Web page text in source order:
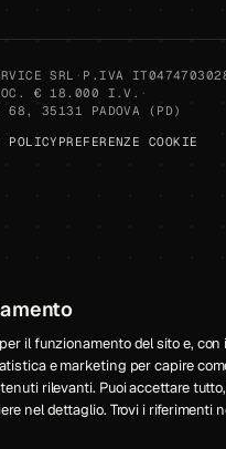
SRL · P.IVA
€ 18.000 I.V. ·
68, 35131 PADOVA (PD)
POLICY PREFERENZE COOKIE
il funzionamento del sito e, con
e marketing per capire
rilevanti. Puoi accettare
nel dettaglio. Trovi i riferimenti